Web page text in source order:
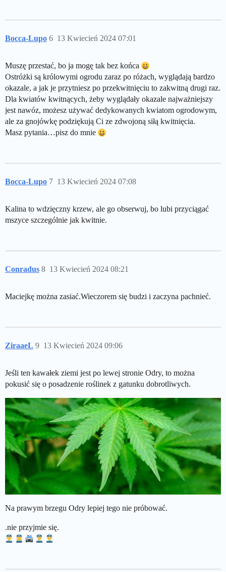
Bocca-Lupo 13 Kwiecień 2024 07:01
6
Muszę przestać, bo ja mogę tak bez końca
Ostróżki są królowymi ogrodu zaraz po różach, wyglądają bardzo
okazale, a jak je przytniesz po przekwitnięciu to zakwitną drugi raz.
Dla kwiatów kwitnących, żeby wyglądały okazale najważniejszy
jest nawóz, możesz używać dedykowanych kwiatom ogrodowym,
ale za gnojówkę podziękują Ci ze zdwojoną siłą kwitnięcia.
Masz pytania…pisz do mnie
Bocca-Lupo 13 Kwiecień 2024 07:08
7
Kalina to wdzięczny krzew, ale go obserwuj, bo lubi przyciągać
mszyce szczególnie jak kwitnie.
Conradus 13 Kwiecień 2024 08:21
8
Maciejkę można zasiać.Wieczorem się budzi i zaczyna pachnieć.
ZiraaeL 13 Kwiecień 2024 09:06
9
Jeśli ten kawałek ziemi jest po lewej stronie Odry, to można
pokusić się o posadzenie roślinek z gatunku dobrotliwych.
Na prawym brzegu Odry lepiej tego nie próbować.
.nie przyjmie się.